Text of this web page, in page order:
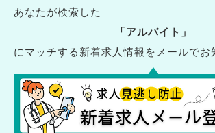
あなたが検索した
「アルバイト」
にマッチする新着求人情報をメールでお